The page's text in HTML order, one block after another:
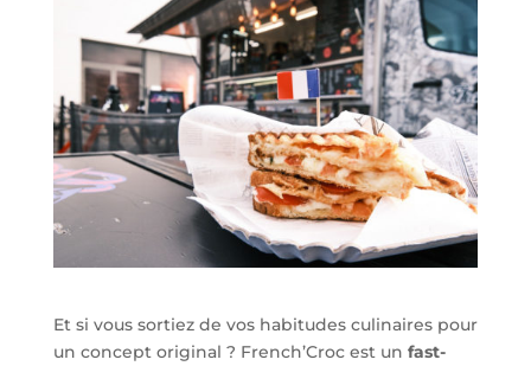
Et si vous sortiez de vos habitudes culinaires pour
un concept original ? French’Croc est un fast-